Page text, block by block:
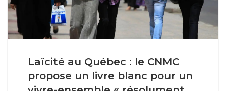
Laïcité au Québec : le CNMC
propose un livre blanc pour un